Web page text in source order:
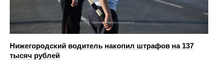
Нижегородский водитель накопил штрафов на 137
тысяч рублей